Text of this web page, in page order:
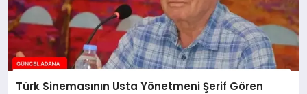
Türk Sinemasının Usta Yönetmeni Şerif Gören